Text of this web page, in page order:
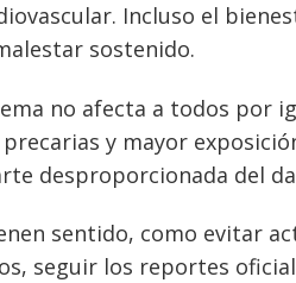
Incluso el
sostenido.
no afecta a todos por
y mayor
desproporcionada del
sentido, como evitar
seguir los reportes